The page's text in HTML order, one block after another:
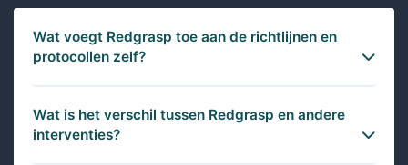
Wat voegt Redgrasp toe aan de richtlijnen en
protocollen zelf?
Wat is het verschil tussen Redgrasp en andere
interventies?